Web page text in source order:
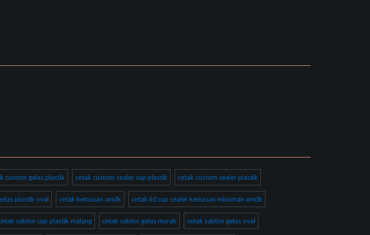
custom gelas plastik cetak custom sealer cup plastik cetak custom sealer plastik
plastik oval cetak kemasan amdk cetak lid cup sealer kemasan minuman amdk
sablon cup plastik malang cetak sablon gelas murah cetak sablon gelas oval